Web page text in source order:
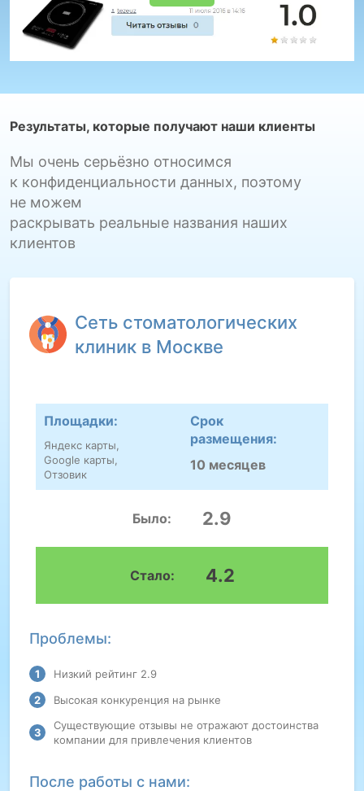
Результаты, которые получают наши клиенты
Мы очень серьёзно относимся
к конфиденциальности данных, поэтому
не можем
раскрывать реальные названия наших
клиентов
Сеть стоматологических
клиник в Москве
Проблемы:
Низкий рейтинг 2.9
Высокая конкуренция на рынке
Существующие отзывы не отражают достоинства
компании для привлечения клиентов
Площадки:
Яндекс карты,
Google карты,
Отзовик
Срок
размещения:
10 месяцев
Было: 2.9
Стало: 4.2
После работы с нами: